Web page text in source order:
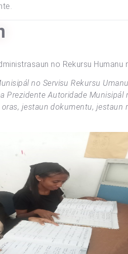
no Rekursu Humanu
no Servisu Rekursu
Prezidente Autoridade Munisipál
jestaun dokumentu, jestaun